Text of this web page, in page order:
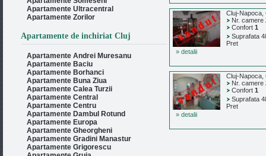
Apartamente Ultracentral
Apartamente Zorilor
Apartamente de inchiriat Cluj
Apartamente Andrei Muresanu
Apartamente Baciu
Apartamente Borhanci
Apartamente Buna Ziua
Apartamente Calea Turzii
Apartamente Central
Apartamente Centru
Apartamente Dambul Rotund
Apartamente Europa
Apartamente Gheorgheni
Apartamente Gradini Manastur
Apartamente Grigorescu
Cluj-Napoca,
Nr. camere
Confort 1
Suprafata
Pret
» detalii
Cluj-Napoca,
Nr. camere
Confort 1
Suprafata
Pret
» detalii